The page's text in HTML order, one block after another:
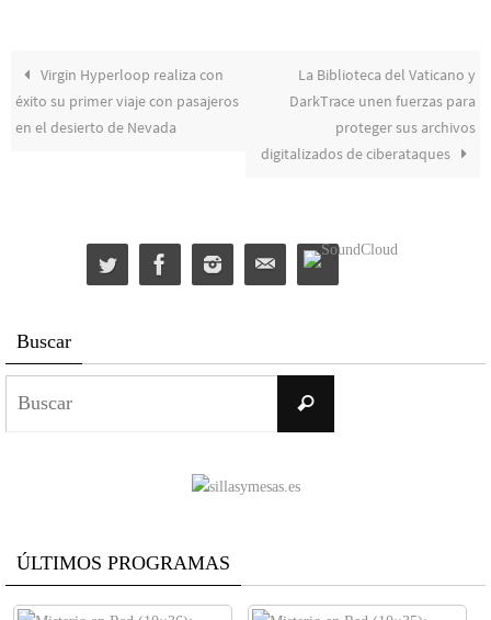
Virgin Hyperloop realiza con
éxito su primer viaje con pasajeros
en el desierto de Nevada
La Biblioteca del Vaticano y
DarkTrace unen fuerzas para
proteger sus archivos
digitalizados de ciberataques
Buscar
Buscar
ÚLTIMOS PROGRAMAS